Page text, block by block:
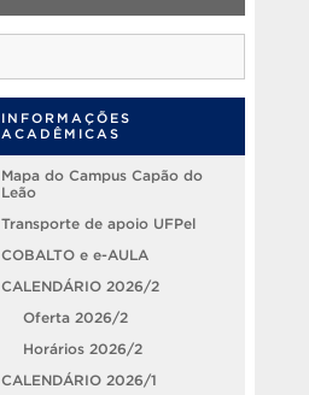
INFORMAÇÕES
ACADÊMICAS
Mapa do Campus Capão do
Leão
Transporte de apoio UFPel
COBALTO e e-AULA
CALENDÁRIO 2026/2
Oferta 2026/2
Horários 2026/2
CALENDÁRIO 2026/1